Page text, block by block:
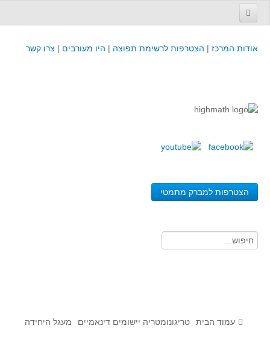
אודות המרכז | הצטרפות לרשימת תפוצה | היו מעורבים | צרו קשר
הצטרפות למברק מתמטי
קורסים והשתלמויות של מרכז המורים - כולל תוצרים
קורסים, כנסים והשתלמויות בארץ - מידע לשנה זו
משאבי הוראה ולמידה
לומדים בחט"ע
בית ספר יסודי
תוצרים מימי עיון וסדנאות - "קשר חם"
עמוד הבית טריגונומטריה יישומים דינאמיים מעגל היחידה